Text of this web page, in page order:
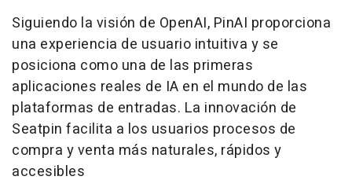
Siguiendo la visión de OpenAI, PinAI proporciona
una experiencia de usuario intuitiva y se
posiciona como una de las primeras
aplicaciones reales de IA en el mundo de las
plataformas de entradas. La innovación de
Seatpin facilita a los usuarios procesos de
compra y venta más naturales, rápidos y
accesibles